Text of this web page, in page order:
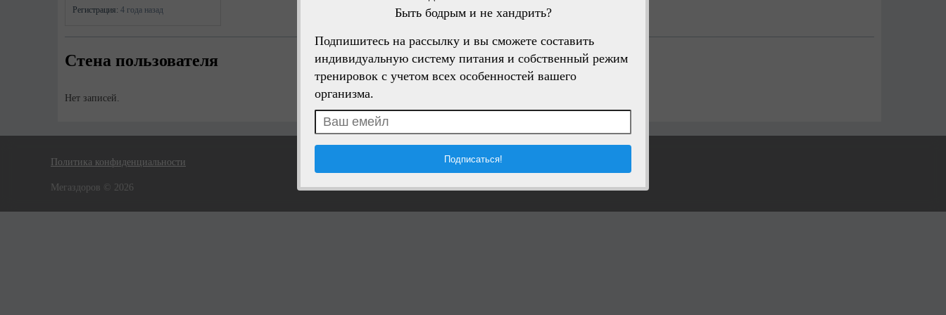
Быть бодрым и не хандрить?
Подпишитесь на рассылку и вы сможете составить
индивидуальную систему питания и собственный режим
тренировок с учетом всех особенностей вашего
организма.
Регистрация: 4 года назад
Стена пользователя
Нет записей.
Политика конфиденциальности
Мегаздоров © 2026